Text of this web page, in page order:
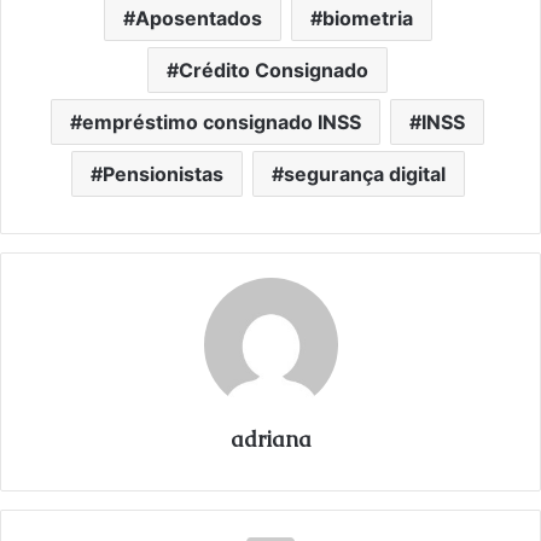
Aposentados biometria
Crédito Consignado
empréstimo consignado INSS INSS
Pensionistas segurança digital
adriana